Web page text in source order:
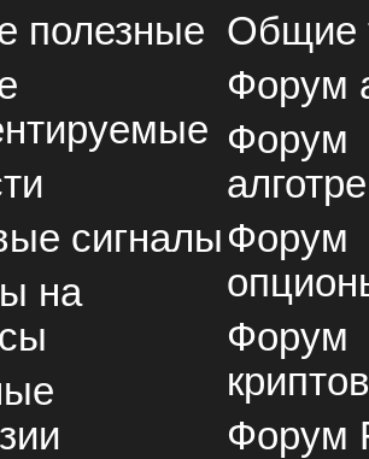
полезные
сигналы
на
Общие
Форум
Форум
Форум
Форум
Форум